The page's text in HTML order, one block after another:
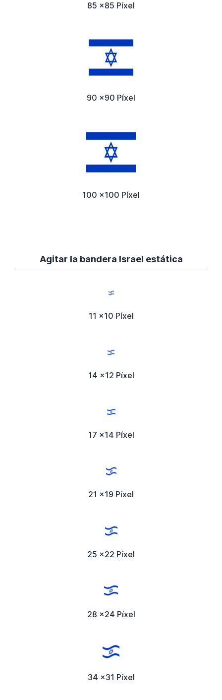
85 x85 Píxel
90 x90 Píxel
100 x100 Píxel
Agitar la bandera Israel estática
11 x10 Píxel
14 x12 Píxel
17 x14 Píxel
21 x19 Píxel
25 x22 Píxel
28 x24 Píxel
34 x31 Píxel